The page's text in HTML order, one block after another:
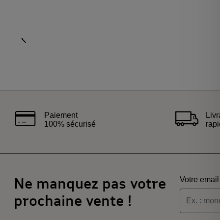
Aller à l'élément précédent
Paiement
100% sécurisé
Ne manquez pas votre
prochaine vente !
Votre email